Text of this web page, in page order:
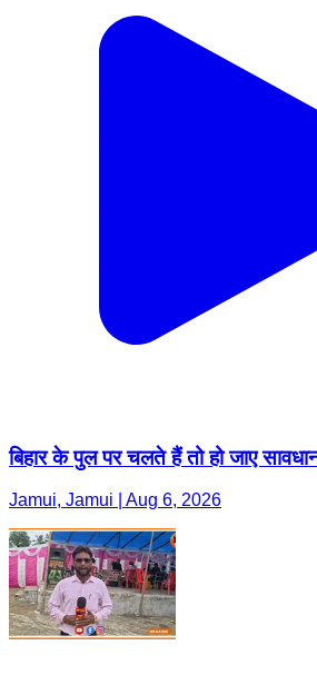
बिहार के पुल पर चलते हैं तो हो जाए
Jamui, Jamui | Aug 6, 2026